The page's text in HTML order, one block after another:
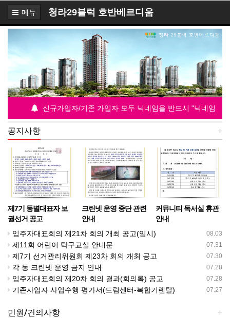
메뉴 청라29블럭 호반베르디움
신규가입자/기존 가입자 모두 닉네임을 반드시 "닉네임 동
+
공지사항
제7기 동별대표자 보
궐선거 공고
크린넷 운영 중단 관련
안내
커뮤니티 독서실 휴관
안내
08.03
입주자대표회의 제21차 회의 개최 공고(임시)
07.31
제11회 어린이 탁구교실 안내문
07.30
제7기 선거관리위원회 제23차 회의 개최 공고
07.28
각 동 크린넷 운영 금지 안내
07.28
입주자대표회의 제20차 회의 결과(회의록) 공고
07.27
기존사업자 사업수행 평가서(드림센터-복합기렌탈)
+
민원/건의사항